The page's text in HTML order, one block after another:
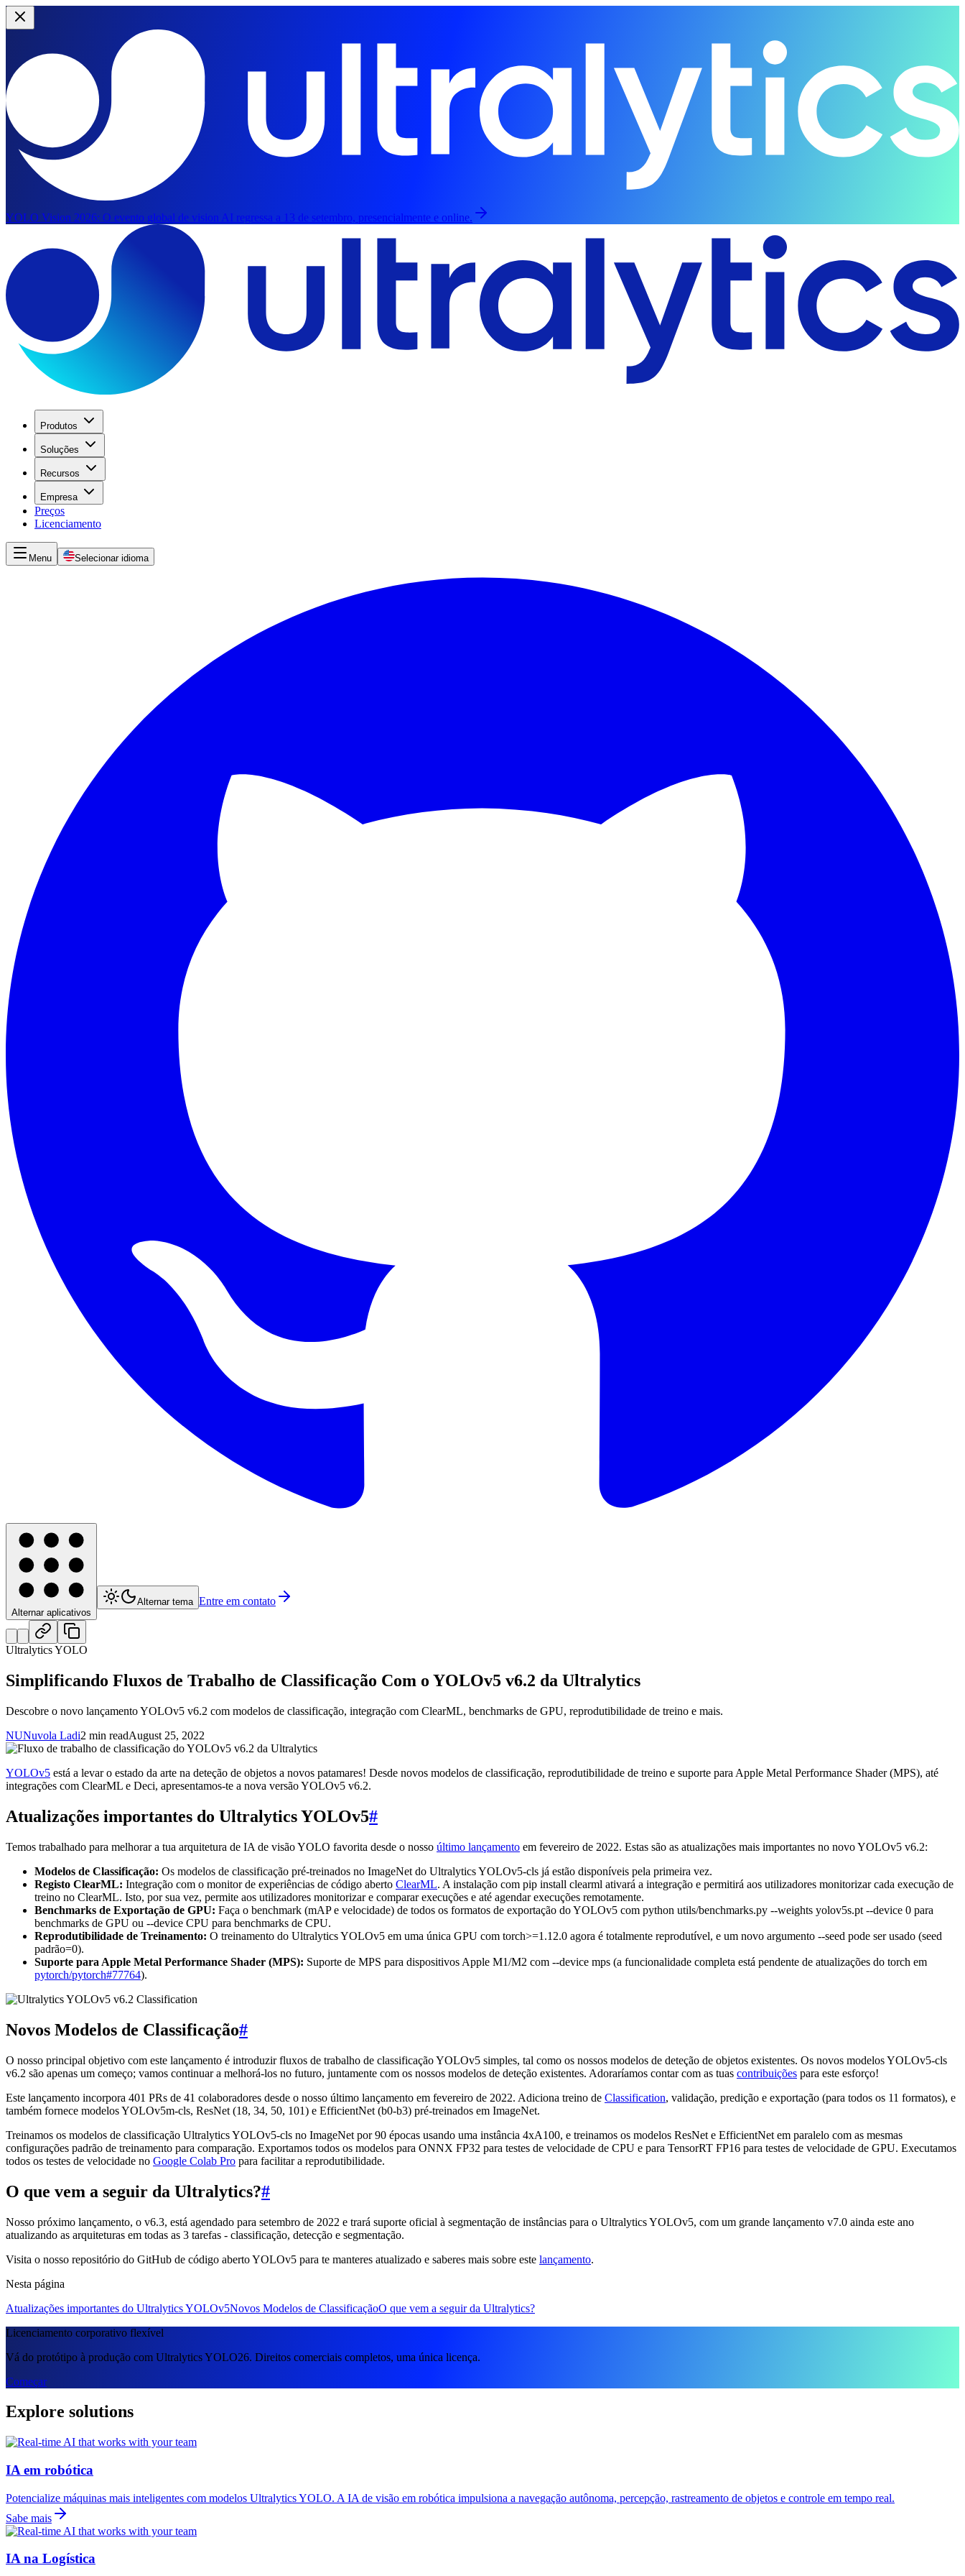
YOLO Vision 2026: O evento global de vision AI regressa a 13 de setembro, presencialmente e online.
Produtos
Soluções
Recursos
Empresa
Preços
Licenciamento
Menu Selecionar idioma
Alternar aplicativos
Alternar tema Entre em contato
Ultralytics YOLO
Simplificando Fluxos de Trabalho de Classificação Com o YOLOv5 v6.2 da Ultralytics
Descobre o novo lançamento YOLOv5 v6.2 com modelos de classificação, integração com ClearML, benchmarks de GPU, reprodutibilidade de treino e mais.
NUNuvola Ladi2 min readAugust 25, 2022
YOLOv5 está a levar o estado da arte na deteção de objetos a novos patamares! Desde novos modelos de classificação, reprodutibilidade de treino e suporte para Apple Metal Performance Shader (MPS), até
integrações com ClearML e Deci, apresentamos-te a nova versão YOLOv5 v6.2.
Atualizações importantes do Ultralytics YOLOv5#
Temos trabalhado para melhorar a tua arquitetura de IA de visão YOLO favorita desde o nosso último lançamento em fevereiro de 2022. Estas são as atualizações mais importantes no novo YOLOv5 v6.2:
Modelos de Classificação: Os modelos de classificação pré-treinados no ImageNet do Ultralytics YOLOv5-cls já estão disponíveis pela primeira vez.
Registo ClearML: Integração com o monitor de experiências de código aberto ClearML. A instalação com pip install clearml ativará a integração e permitirá aos utilizadores monitorizar cada execução de
treino no ClearML. Isto, por sua vez, permite aos utilizadores monitorizar e comparar execuções e até agendar execuções remotamente.
Benchmarks de Exportação de GPU: Faça o benchmark (mAP e velocidade) de todos os formatos de exportação do YOLOv5 com python utils/benchmarks.py --weights yolov5s.pt --device 0 para
benchmarks de GPU ou --device CPU para benchmarks de CPU.
Reprodutibilidade de Treinamento: O treinamento do Ultralytics YOLOv5 em uma única GPU com torch>=1.12.0 agora é totalmente reprodutível, e um novo argumento --seed pode ser usado (seed
padrão=0).
Suporte para Apple Metal Performance Shader (MPS): Suporte de MPS para dispositivos Apple M1/M2 com --device mps (a funcionalidade completa está pendente de atualizações do torch em
pytorch/pytorch#77764).
Novos Modelos de Classificação#
O nosso principal objetivo com este lançamento é introduzir fluxos de trabalho de classificação YOLOv5 simples, tal como os nossos modelos de deteção de objetos existentes. Os novos modelos YOLOv5-cls
v6.2 são apenas um começo; vamos continuar a melhorá-los no futuro, juntamente com os nossos modelos de deteção existentes. Adoraríamos contar com as tuas contribuições para este esforço!
Este lançamento incorpora 401 PRs de 41 colaboradores desde o nosso último lançamento em fevereiro de 2022. Adiciona treino de Classification, validação, predição e exportação (para todos os 11 formatos), e
também fornece modelos YOLOv5m-cls, ResNet (18, 34, 50, 101) e EfficientNet (b0-b3) pré-treinados em ImageNet.
Treinamos os modelos de classificação Ultralytics YOLOv5-cls no ImageNet por 90 épocas usando uma instância 4xA100, e treinamos os modelos ResNet e EfficientNet em paralelo com as mesmas
configurações padrão de treinamento para comparação. Exportamos todos os modelos para ONNX FP32 para testes de velocidade de CPU e para TensorRT FP16 para testes de velocidade de GPU. Executamos
todos os testes de velocidade no Google Colab Pro para facilitar a reprodutibilidade.
O que vem a seguir da Ultralytics?#
Nosso próximo lançamento, o v6.3, está agendado para setembro de 2022 e trará suporte oficial à segmentação de instâncias para o Ultralytics YOLOv5, com um grande lançamento v7.0 ainda este ano
atualizando as arquiteturas em todas as 3 tarefas - classificação, detecção e segmentação.
Visita o nosso repositório do GitHub de código aberto YOLOv5 para te manteres atualizado e saberes mais sobre este lançamento.
Nesta página
Atualizações importantes do Ultralytics YOLOv5Novos Modelos de ClassificaçãoO que vem a seguir da Ultralytics?
Licenciamento corporativo flexível
Vá do protótipo à produção com Ultralytics YOLO26. Direitos comerciais completos, uma única licença.
Começar
Explore solutions
IA em robótica
Potencialize máquinas mais inteligentes com modelos Ultralytics YOLO. A IA de visão em robótica impulsiona a navegação autônoma, percepção, rastreamento de objetos e controle em tempo real.
Sabe mais
IA na Logística